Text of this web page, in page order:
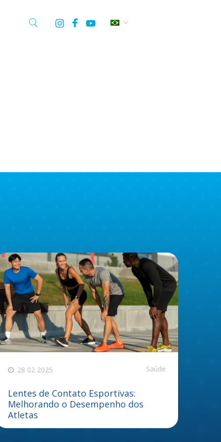
28 02 2025 Saúde
Lentes de Contato Esportivas:
Melhorando o Desempenho dos
Atletas